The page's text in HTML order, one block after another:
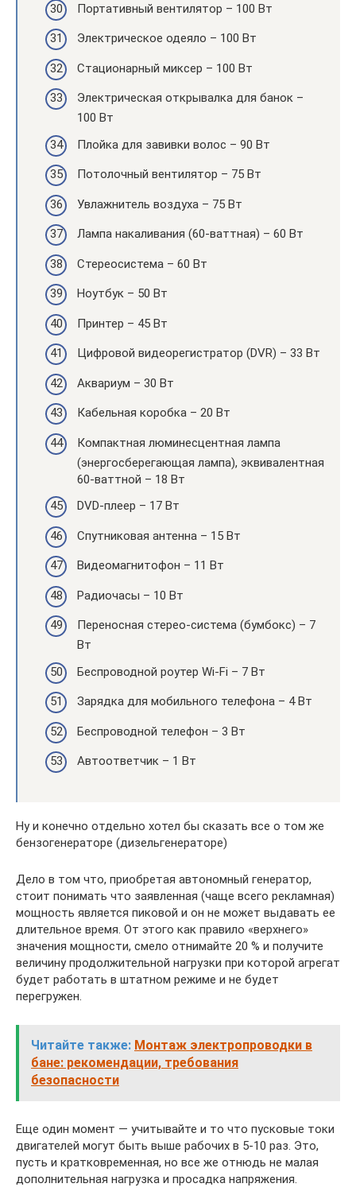
Портативный вентилятор – 100 Вт
Электрическое одеяло – 100 Вт
Стационарный миксер – 100 Вт
Электрическая открывалка для банок –
100 Вт
Плойка для завивки волос – 90 Вт
Потолочный вентилятор – 75 Вт
Увлажнитель воздуха – 75 Вт
Лампа накаливания (60-ваттная) – 60 Вт
Стереосистема – 60 Вт
Ноутбук – 50 Вт
Принтер – 45 Вт
Цифровой видеорегистратор (DVR) – 33 Вт
Аквариум – 30 Вт
Кабельная коробка – 20 Вт
Компактная люминесцентная лампа
(энергосберегающая лампа), эквивалентная
60-ваттной – 18 Вт
DVD-плеер – 17 Вт
Спутниковая антенна – 15 Вт
Видеомагнитофон – 11 Вт
Радиочасы – 10 Вт
Переносная стерео-система (бумбокс) – 7
Вт
Беспроводной роутер Wi-Fi – 7 Вт
Зарядка для мобильного телефона – 4 Вт
Беспроводной телефон – 3 Вт
Автоответчик – 1 Вт
Ну и конечно отдельно хотел бы сказать все о том же
бензогенераторе (дизельгенераторе)
Дело в том что, приобретая автономный генератор,
стоит понимать что заявленная (чаще всего рекламная)
мощность является пиковой и он не может выдавать ее
длительное время. От этого как правило «верхнего»
значения мощности, смело отнимайте 20 % и получите
величину продолжительной нагрузки при которой агрегат
будет работать в штатном режиме и не будет
перегружен.
Читайте также: Монтаж электропроводки в
бане: рекомендации, требования
безопасности
Еще один момент — учитывайте и то что пусковые токи
двигателей могут быть выше рабочих в 5-10 раз. Это,
пусть и кратковременная, но все же отнюдь не малая
дополнительная нагрузка и просадка напряжения.